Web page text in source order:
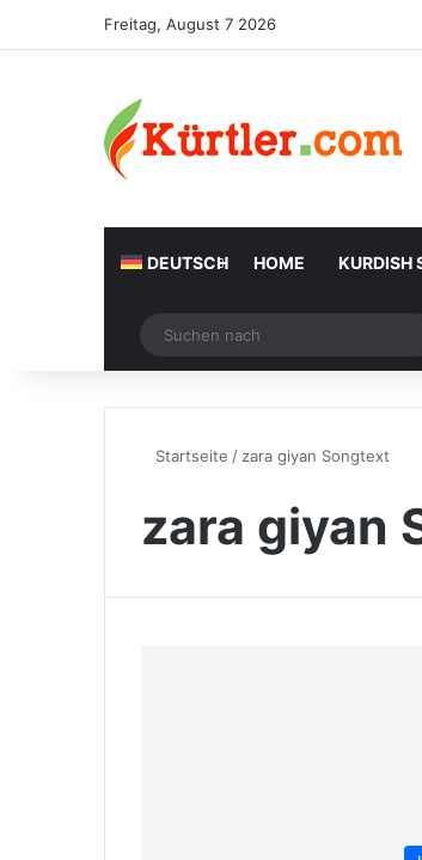
Freitag, August 7 2026
DEUTSCH HOME KURDISH
Zufälliger Artikel
Startseite / zara giyan Songtext
zara giyan